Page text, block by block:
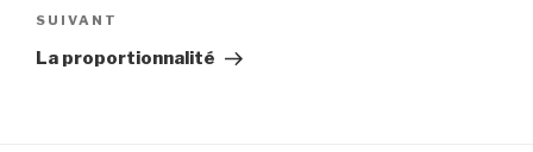
Article
suivant
SUIVANT
La proportionnalité